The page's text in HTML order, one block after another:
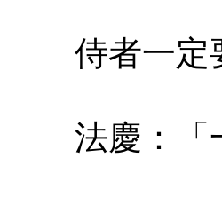
侍者一定要
法慶：「一